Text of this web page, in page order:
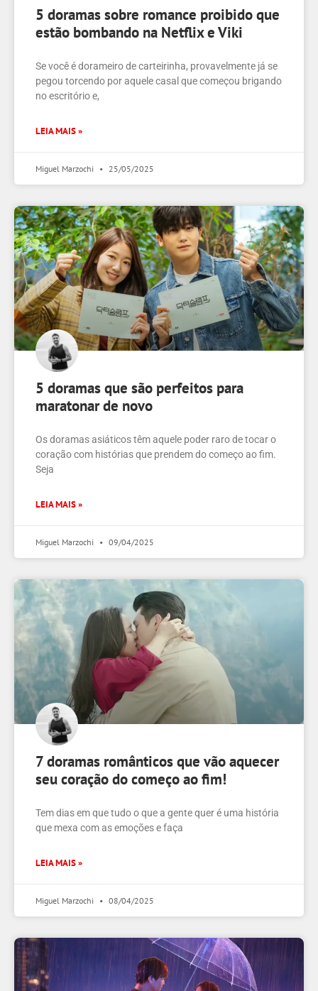
5 doramas sobre romance proibido que
estão bombando na Netflix e Viki
Se você é dorameiro de carteirinha, provavelmente já se
pegou torcendo por aquele casal que começou brigando
no escritório e,
LEIA MAIS »
Miguel Marzochi 25/05/2025
5 doramas que são perfeitos para
maratonar de novo
Os doramas asiáticos têm aquele poder raro de tocar o
coração com histórias que prendem do começo ao fim.
Seja
LEIA MAIS »
Miguel Marzochi 09/04/2025
7 doramas românticos que vão aquecer
seu coração do começo ao fim!
Tem dias em que tudo o que a gente quer é uma história
que mexa com as emoções e faça
LEIA MAIS »
Miguel Marzochi 08/04/2025